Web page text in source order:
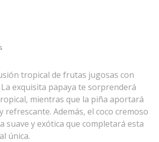
tropical de frutas jugosas con
exquisita papaya te sorprenderá
mientras que la piña aportará
refrescante. Además, el coco cremoso
suave y exótica que completará esta
única.